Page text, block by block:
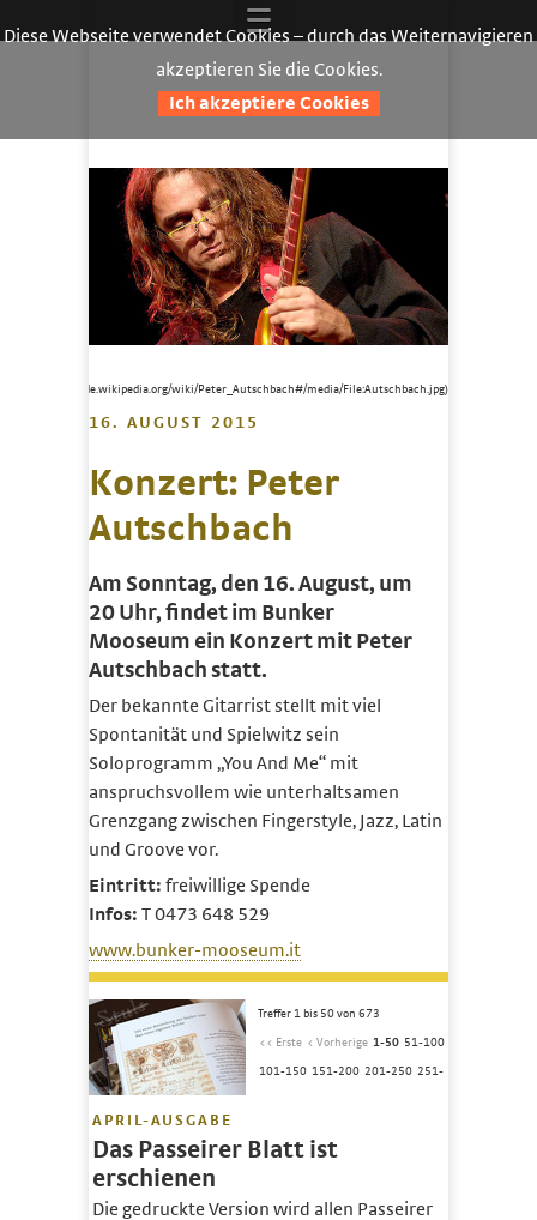
Pollert (https://de.wikipedia.org/wiki/Peter_Autschbach#/media/File:Autschbach.jpg)
16. AUGUST 2015
Konzert: Peter
Autschbach
Am Sonntag, den 16. August, um
20 Uhr, findet im Bunker
Mooseum ein Konzert mit Peter
Autschbach statt.
Der bekannte Gitarrist stellt mit viel
Spontanität und Spielwitz sein
Soloprogramm „You And Me“ mit
anspruchsvollem wie unterhaltsamen
Grenzgang zwischen Fingerstyle, Jazz, Latin
und Groove vor.
Eintritt: freiwillige Spende
Infos: T 0473 648 529
www.bunker-mooseum.it
APRIL-AUSGABE
Das Passeirer Blatt ist
erschienen
Die gedruckte Version wird allen Passeirer
Treffer 1 bis 50 von 673
<< Erste < Vorherige 1-50 51-100
101-150 151-200 201-250 251-
Diese Webseite verwendet Cookies – durch das Weiternavigieren
akzeptieren Sie die Cookies.
Ich akzeptiere Cookies